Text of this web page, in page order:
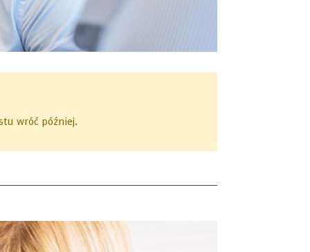
wróć później.